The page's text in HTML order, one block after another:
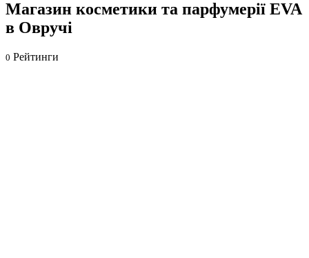
Магазин косметики та парфумерії EVA
в Овручі
0 Рейтинги